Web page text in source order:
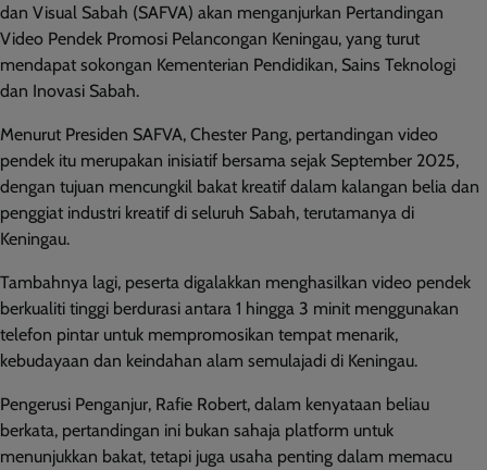
dan Visual Sabah (SAFVA) akan menganjurkan Pertandingan
Video Pendek Promosi Pelancongan Keningau, yang turut
mendapat sokongan Kementerian Pendidikan, Sains Teknologi
dan Inovasi Sabah.
Menurut Presiden SAFVA, Chester Pang, pertandingan video
pendek itu merupakan inisiatif bersama sejak September 2025,
dengan tujuan mencungkil bakat kreatif dalam kalangan belia dan
penggiat industri kreatif di seluruh Sabah, terutamanya di
Keningau.
Tambahnya lagi, peserta digalakkan menghasilkan video pendek
berkualiti tinggi berdurasi antara 1 hingga 3 minit menggunakan
telefon pintar untuk mempromosikan tempat menarik,
kebudayaan dan keindahan alam semulajadi di Keningau.
Pengerusi Penganjur, Rafie Robert, dalam kenyataan beliau
berkata, pertandingan ini bukan sahaja platform untuk
menunjukkan bakat, tetapi juga usaha penting dalam memacu